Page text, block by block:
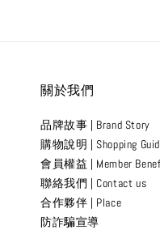
關於我們
品牌故事 | Brand Story
購物說明 | Shopping
會員權益 | Member
聯絡我們 | Contact us
合作夥伴 | Place
防詐騙宣導